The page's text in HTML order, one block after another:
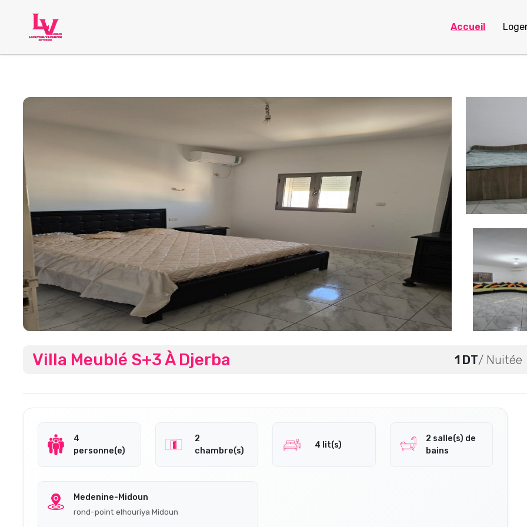
Accueil
Villa Meublé S+3 À Djerba 1 DT/ Nuitée
4
personne(e)
2
chambre(s)
4 lit(s)
2 salle(s) de
bains
Medenine-Midoun
rond-point elhouriya Midoun